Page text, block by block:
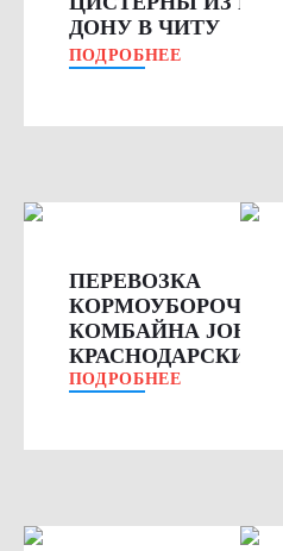
ДОНУ В ЧИТУ
ПОДРОБНЕЕ
ПЕРЕВОЗКА
КОМБАЙНА JOHN
КРАСНОДАРСКИЙ
ПОДРОБНЕЕ